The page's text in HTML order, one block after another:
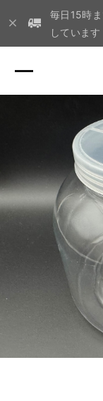
毎日15時
しています